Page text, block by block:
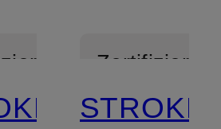
Zertifiziert